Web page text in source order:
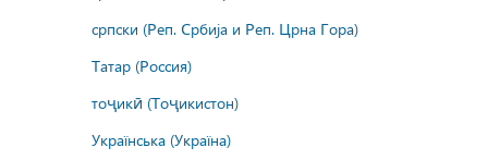
српски (Реп. Србија и Реп. Црна Гора)
Татар (Россия)
тоҷикӣ (Тоҷикистон)
Українська (Україна)